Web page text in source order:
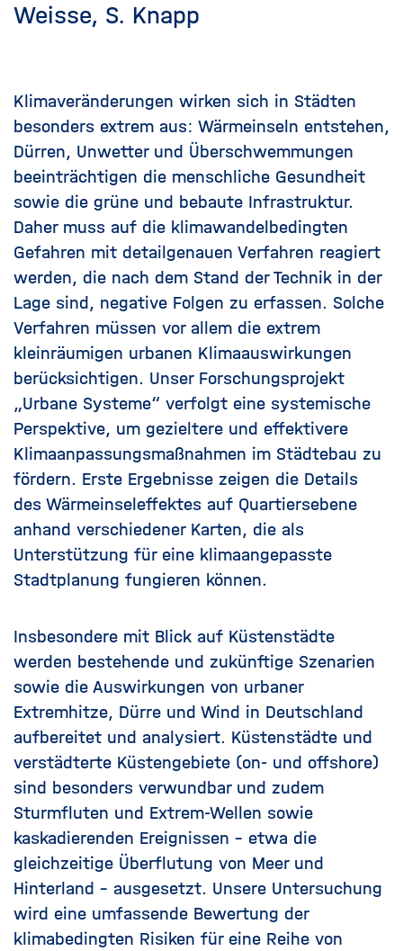
Weisse, S. Knapp
Klimaveränderungen wirken sich in Städten
besonders extrem aus: Wärmeinseln entstehen,
Dürren, Unwetter und Überschwemmungen
beeinträchtigen die menschliche Gesundheit
sowie die grüne und bebaute Infrastruktur.
Daher muss auf die klimawandelbedingten
Gefahren mit detailgenauen Verfahren reagiert
werden, die nach dem Stand der Technik in der
Lage sind, negative Folgen zu erfassen. Solche
Verfahren müssen vor allem die extrem
kleinräumigen urbanen Klimaauswirkungen
berücksichtigen. Unser Forschungsprojekt
„Urbane Systeme“ verfolgt eine systemische
Perspektive, um gezieltere und effektivere
Klimaanpassungsmaßnahmen im Städtebau zu
fördern. Erste Ergebnisse zeigen die Details
des Wärmeinseleffektes auf Quartiersebene
anhand verschiedener Karten, die als
Unterstützung für eine klimaangepasste
Stadtplanung fungieren können.
Insbesondere mit Blick auf Küstenstädte
werden bestehende und zukünftige Szenarien
sowie die Auswirkungen von urbaner
Extremhitze, Dürre und Wind in Deutschland
aufbereitet und analysiert. Küstenstädte und
verstädterte Küstengebiete (on- und offshore)
sind besonders verwundbar und zudem
Sturmfluten und Extrem-Wellen sowie
kaskadierenden Ereignissen – etwa die
gleichzeitige Überflutung von Meer und
Hinterland - ausgesetzt. Unsere Untersuchung
wird eine umfassende Bewertung der
klimabedingten Risiken für eine Reihe von